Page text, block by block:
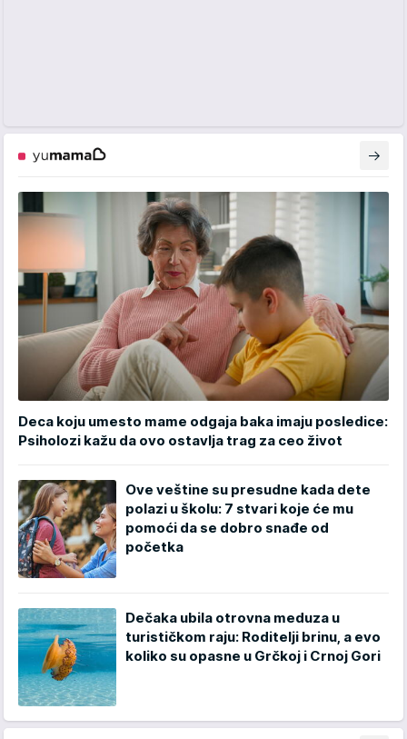
Deca koju umesto mame odgaja baka imaju posledice:
Psiholozi kažu da ovo ostavlja trag za ceo život
Ove veštine su presudne kada dete
polazi u školu: 7 stvari koje će mu
pomoći da se dobro snađe od
početka
Dečaka ubila otrovna meduza u
turističkom raju: Roditelji brinu, a evo
koliko su opasne u Grčkoj i Crnoj Gori